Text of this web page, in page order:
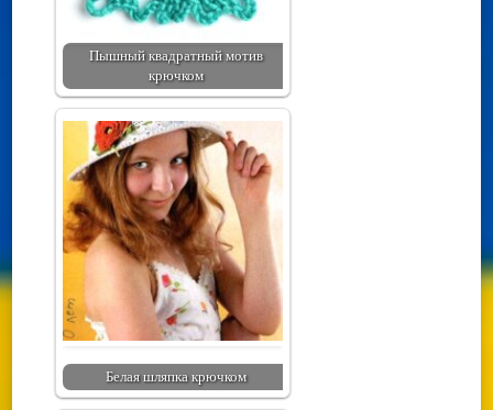
Пышный квадратный мотив
крючком
Белая шляпка крючком